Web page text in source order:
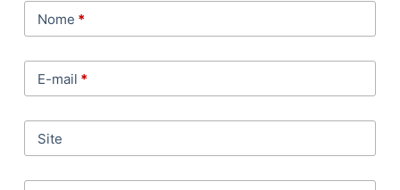
Nome *
E-mail *
Site